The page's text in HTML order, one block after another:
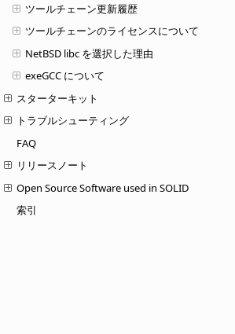
ツールチェーン更新履歴
ツールチェーンのライセンスについて
NetBSD libc を選択した理由
exeGCC について
スターターキット
トラブルシューティング
FAQ
リリースノート
Open Source Software used in SOLID
索引